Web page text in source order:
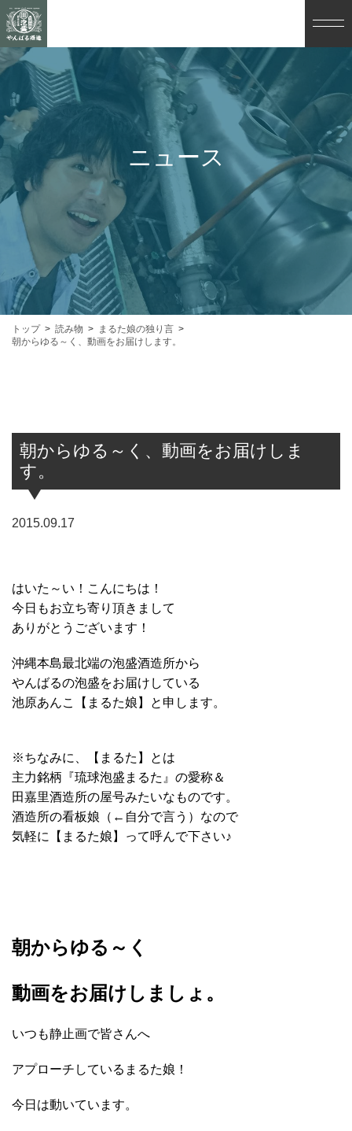
ニュース
トップ 読み物
まるた娘の独り言
朝からゆる～く、動画をお届けします。
朝からゆる～く、動画をお届けしま
す。
2015.09.17
はいた～い！こんにちは！
今日もお立ち寄り頂きまして
ありがとうございます！
沖縄本島最北端の泡盛酒造所から
やんばるの泡盛をお届けしている
池原あんこ【まるた娘】と申します。
※ちなみに、【まるた】とは
主力銘柄『琉球泡盛まるた』の愛称＆
田嘉里酒造所の屋号みたいなものです。
酒造所の看板娘（←自分で言う）なので
気軽に【まるた娘】って呼んで下さい♪
朝からゆる～く
動画をお届けしましょ。
いつも静止画で皆さんへ
アプローチしているまるた娘！
今日は動いています。